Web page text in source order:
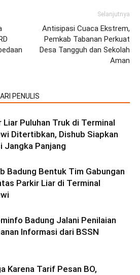
Selanjutnya
Antisipasi Cuaca Ekstrem,
Pemkab Tabanan Perkuat
Desa Tangguh dan Sekolah
Aman
PENULIS
Liar Puluhan Truk di Terminal
Ditertibkan, Dishub Siapkan
Jangka Panjang
Badung Bentuk Tim Gabungan
Parkir Liar di Terminal
Badung Jalani Penilaian
Informasi dari BSSN
Karena Tarif Pesan BO,